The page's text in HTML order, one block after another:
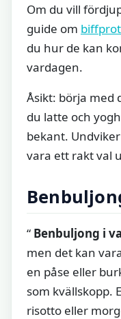
Om du vill
guide om
du hur de kan
vardagen.
Åsikt: börja med
du latte och
bekant.
vara ett rakt val
“ Benbuljong i
men det kan
en påse eller
som kvällskopp.
risotto eller